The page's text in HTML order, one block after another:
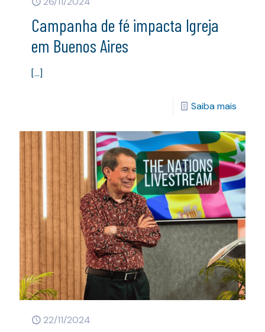
Campanha de fé impacta Igreja
em Buenos Aires
[…]
Saiba mais
22/11/2024